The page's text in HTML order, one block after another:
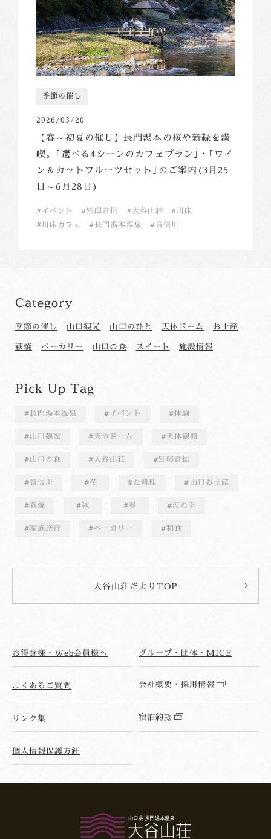
季節の催し
2026/03/20
【春～初夏の催し】長門湯本の桜や新緑を満
喫。｢選べる4シーンのカフェプラン｣・｢ワイ
ン＆カットフルーツセット｣のご案内(3月25
日～6月28日)
イベント 別邸音信 大谷山荘
川床
川床カフェ
長門湯本温泉 音信川
Category
季節の催し 山口観光 山口のひと 天体ドーム
お土産
萩焼
ベーカリー 山口の食 スイート 施設情報
Pick Up Tag
長門湯本温泉 イベント 体験
山口観光 天体ドーム 天体観測
山口の食 大谷山荘 別邸音信
音信川 冬 お料理 山口お土産
萩焼 秋 春 海の幸
家族旅行 ベーカリー 和食
大谷山荘だよりTOP
お得意様・Web会員様へ グループ・団体・MICE
よくあるご質問 会社概要・採用情報
リンク集 宿泊約款
個人情報保護方針